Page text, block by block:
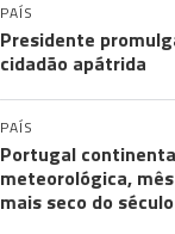
PAÍS
Presidente
cidadão apátrida
PAÍS
Portugal
meteorológica,
mais seco do século